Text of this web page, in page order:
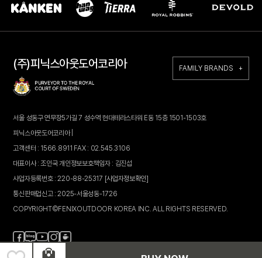
(주)피닉스아웃도어코리아 FAMILY BRANDS +
서울 성동구 연무장5가길 7 성수역 현대테라스타워 E동 15층 1501-1503호
피닉스아웃도어코리아 |
고객센터 : 1566.8911 FAX : 02.545.3106
대표이사 : 조인국 개인정보보호책임자 : 김진섭
사업자등록번호 : 220-88-25317 [사업자정보확인]
통신판매업신고 : 2025-서울성동-1726
COPYRIGHT©FENIXOUTDOOR KOREA INC. ALL RIGHTS RESERVED.
페
이
스
블
로
그
유
튜
브
인
스
카
페